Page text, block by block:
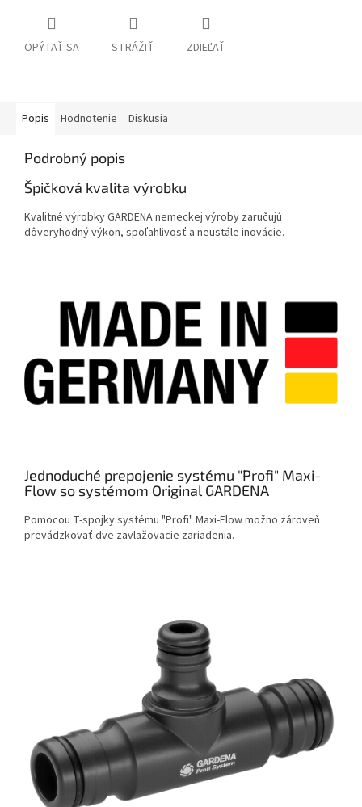
OPÝTAŤ SA STRÁŽIŤ ZDIEĽAŤ
Popis Hodnotenie Diskusia
Podrobný popis
Špičková kvalita výrobku
Kvalitné výrobky GARDENA nemeckej výroby zaručujú
dôveryhodný výkon, spoľahlivosť a neustále inovácie.
Jednoduché prepojenie systému "Profi" Maxi-
Flow so systémom Original GARDENA
Pomocou T-spojky systému "Profi" Maxi-Flow možno zároveň
prevádzkovať dve zavlažovacie zariadenia.